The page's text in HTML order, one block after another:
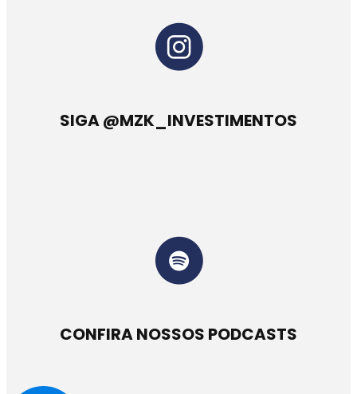
SIGA @MZK_INVESTIMENTOS
CONFIRA NOSSOS PODCASTS